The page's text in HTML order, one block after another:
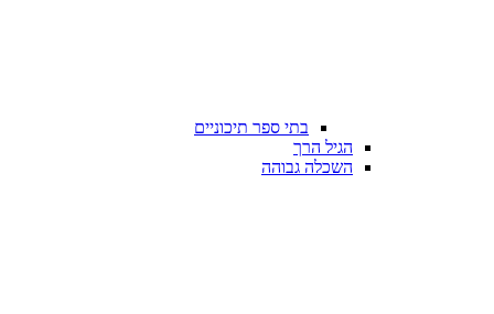
בתי ספר תיכוניים
הגיל הרך
השכלה גבוהה